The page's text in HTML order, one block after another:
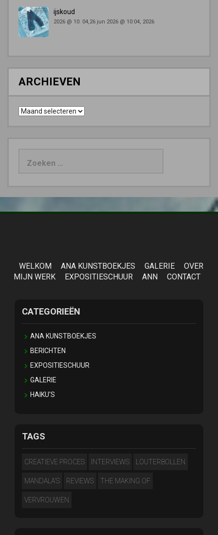
ijskoud
2026 @ 10: 04,26 jun 2026 @ 10:04, 2026
ARCHIEVEN
Archieven
WELKOM ANA KUNSTBOEKJES GALERIE
OVER
MIJN WERK
EXPOSITIESCHUUR ANN CONTACT
CATEGORIEËN
ANA KUNSTBOEKJES
BERICHTEN
EXPOSITIESCHUUR
GALERIE
HAIKU'S
TAGS
CREATIEVE PROCES INTERVIEWS LOUTERBOLLEN
MANDALA'S REVIEWS THE MAKING OF
VERVROUWEN